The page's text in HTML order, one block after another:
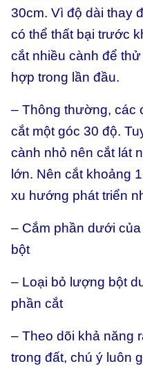
30cm. Vì độ dài thay
có thể thất bại trước
cắt nhiều cành để
hợp trong lần đầu.
– Thông thường, các
cắt một góc 30 độ.
cành nhỏ nên cắt lát
lớn. Nên cắt khoảng
xu hướng phát triển
– Cắm phần dưới
bột
– Loại bỏ lượng bột
phần cắt
– Theo dõi khả năng
trong đất, chú ý luôn